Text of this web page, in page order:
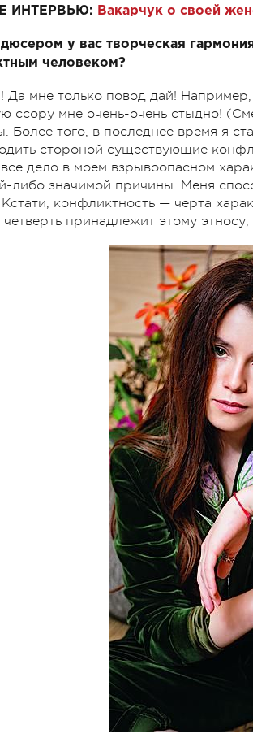
ИНТЕРВЬЮ: Вакарчук о своей
у вас творческая
человеком?
мне только повод дай!
ссору мне очень-очень стыдно!
Более того, в последнее время я
стороной существующие
дело в моем взрывоопасном
либо значимой причины. Меня
Кстати, конфликтность — черта
четверть принадлежит этому